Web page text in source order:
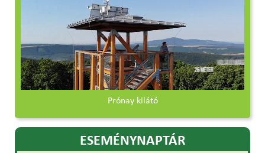
Prónay kilátó
ESEMÉNYNAPTÁR